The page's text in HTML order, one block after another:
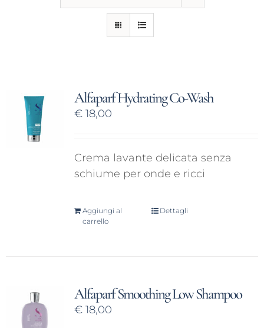
Alfaparf Hydrating Co-Wash
€18,00
Crema lavante delicata senza
schiume per onde e ricci
Aggiungi al
carrello
Dettagli
Alfaparf Smoothing Low Shampoo
€18,00